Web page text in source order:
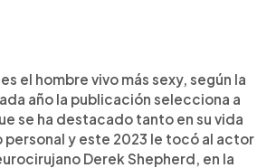
artículo
el hombre vivo más sexy, según la
año la publicación selecciona a
se ha destacado tanto en su vida
y este 2023 le tocó al actor
Derek Shepherd, en la